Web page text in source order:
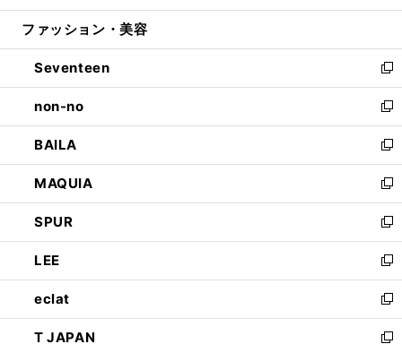
開
ウ
開
く
ン
ウ
で
開
く
ウ
ン
ド
ウ
で
開
く
ファッション・美容
Seventeen
新
し
い
ウ
ィ
ン
ド
ウ
で
開
く
non-no
新
し
い
ウ
ィ
ン
ド
ウ
で
開
く
BAILA
新
し
い
ウ
ィ
ン
ド
ウ
で
開
く
MAQUIA
新
し
い
ウ
ィ
ン
ド
ウ
で
SPUR
新
し
い
ウ
ィ
ン
ド
LEE
新
し
い
ウ
ィ
eclat
新
し
い
T JAPAN